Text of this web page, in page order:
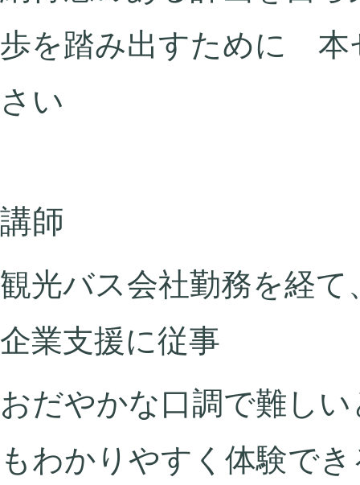
歩を踏み出すために 本
さい
講師
観光バス会社勤務を経
企業支援に従事
おだやかな口調で難し
もわかりやすく体験で